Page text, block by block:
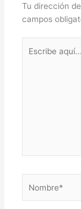
Tu dirección
campos
aquí...